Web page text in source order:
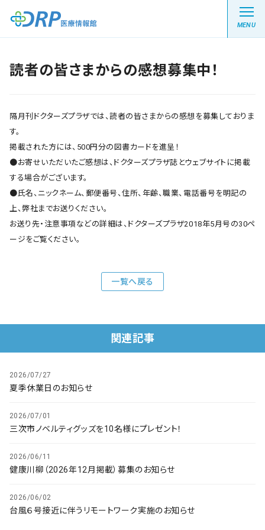
MENU
医療系学生記事
健康川柳
DRP医療情報館とは?
お問い合わせ
読者の皆さまからの感想募集中！
隔月刊ドクターズプラザでは、読者の皆さまからの感想を募集しておりま
す。
掲載された方には、500円分の図書カードを進呈！
●お寄せいただいたご感想は、ドクターズプラザ誌とウェブサイトに掲載
する場合がございます。
●氏名、ニックネーム、郵便番号、住所、年齢、職業、電話番号を明記の
上、弊社までお送りください。
お送り先・注意事項などの詳細は、ドクターズプラザ2018年5月号の30ペ
ージをご覧ください。
一覧へ戻る
関連記事
2026/07/27
夏季休業日のお知らせ
2026/07/01
三次市ノベルティグッズを10名様にプレゼント！
2026/06/11
健康川柳（2026年12月掲載）募集のお知らせ
2026/06/02
台風６号接近に伴うリモートワーク実施のお知らせ